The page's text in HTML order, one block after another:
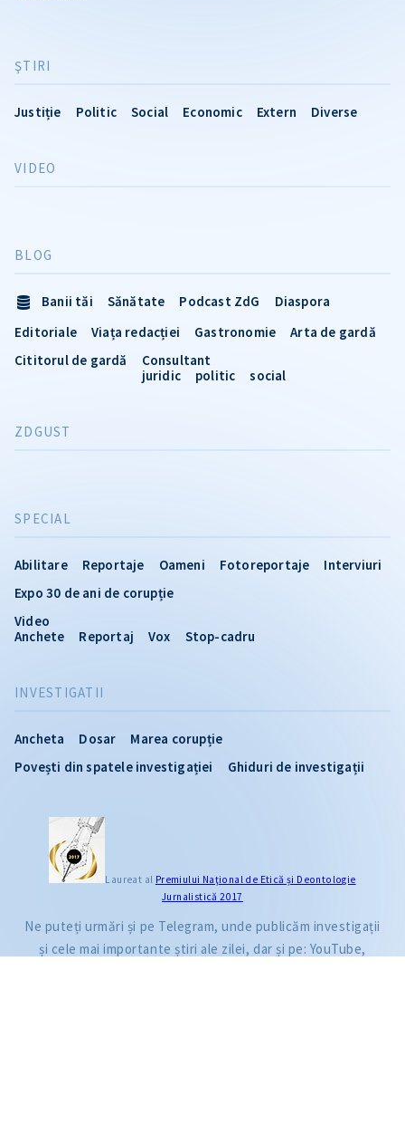
ŞTIRI
Justiție Politic Social Economic Extern Diverse
INVESTIGATII
Ancheta Dosar
Marea corupție
Povești din spatele investigației
Ghiduri de investigații
VIDEO
SPECIAL
Abilitare Reportaje Oameni Fotoreportaje
Interviuri
Expo 30 de ani de corupție
Video
Anchete
Reportaj Vox Stop-cadru
BLOG
Banii tăi Sănătate Podcast ZdG
Diaspora
Editoriale
Viața redacției Gastronomie
Arta de gardă
Cititorul de gardă
Consultant
juridic
politic social
ZDGUST
Laureat al Premiului Naţional de Etică și Deontologie
Jurnalistică 2017
Ne puteți urmări și pe Telegram, unde publicăm investigații
și cele mai importante știri ale zilei, dar și pe: YouTube,
CITEȘTE